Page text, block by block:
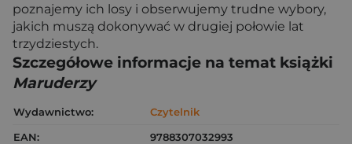
poznajemy ich losy i obserwujemy trudne wybory,
jakich muszą dokonywać w drugiej połowie lat
trzydziestych.
Szczegółowe informacje na temat książki
Maruderzy
Wydawnictwo:
Czytelnik
EAN:
9788307032993